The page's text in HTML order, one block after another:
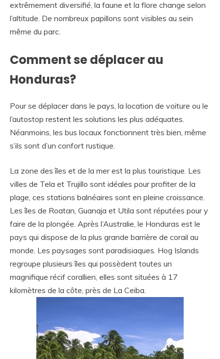
extrêmement diversifié, la faune et la flore change selon
l’altitude. De nombreux papillons sont visibles au sein
même du parc.
Comment se déplacer au
Honduras?
Pour se déplacer dans le pays, la location de voiture ou le
l’autostop restent les solutions les plus adéquates.
Néanmoins, les bus locaux fonctionnent très bien, même
s’ils sont d’un confort rustique.
La zone des îles et de la mer est la plus touristique. Les
villes de Tela et Trujillo sont idéales pour profiter de la
plage, ces stations balnéaires sont en pleine croissance.
Les îles de Roatan, Guanaja et Utila sont réputées pour y
faire de la plongée. Après l’Australie, le Honduras est le
pays qui dispose de la plus grande barrière de corail au
monde. Les paysages sont paradisiaques. Hog Islands
regroupe plusieurs îles qui possèdent toutes un
magnifique récif corallien, elles sont situées à 17
kilomètres de la côte, près de La Ceiba.